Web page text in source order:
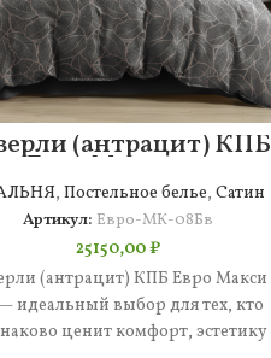
(антрацит) КПБ
Евро Макси 2н
, Постельное белье, Сатин
Артикул: Евро-МК-08Бв
25150,00₽
(антрацит) КПБ Евро Макси
идеальный выбор для тех, кто
ценит комфорт, эстетику